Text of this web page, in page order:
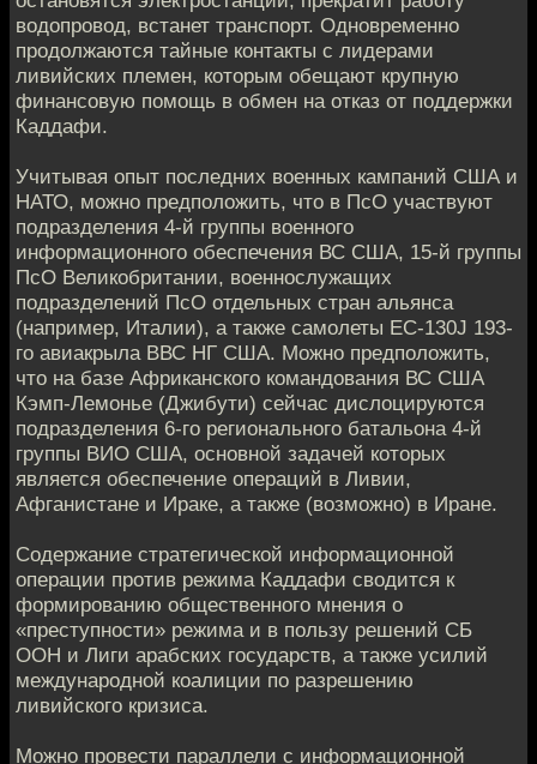
водопровод, встанет транспорт. Одновременно
продолжаются тайные контакты с лидерами
ливийских племен, которым обещают крупную
финансовую помощь в обмен на отказ от поддержки
Каддафи.
Учитывая опыт последних военных кампаний США и
НАТО, можно предположить, что в ПсО участвуют
подразделения 4-й группы военного
информационного обеспечения ВС США, 15-й группы
ПсО Великобритании, военнослужащих
подразделений ПсО отдельных стран альянса
(например, Италии), а также самолеты ЕС-130J 193-
го авиакрыла ВВС НГ США. Можно предположить,
что на базе Африканского командования ВС США
Кэмп-Лемонье (Джибути) сейчас дислоцируются
подразделения 6-го регионального батальона 4-й
группы ВИО США, основной задачей которых
является обеспечение операций в Ливии,
Афганистане и Ираке, а также (возможно) в Иране.
Содержание стратегической информационной
операции против режима Каддафи сводится к
формированию общественного мнения о
«преступности» режима и в пользу решений СБ
ООН и Лиги арабских государств, а также усилий
международной коалиции по разрешению
ливийского кризиса.
Можно провести параллели с информационной